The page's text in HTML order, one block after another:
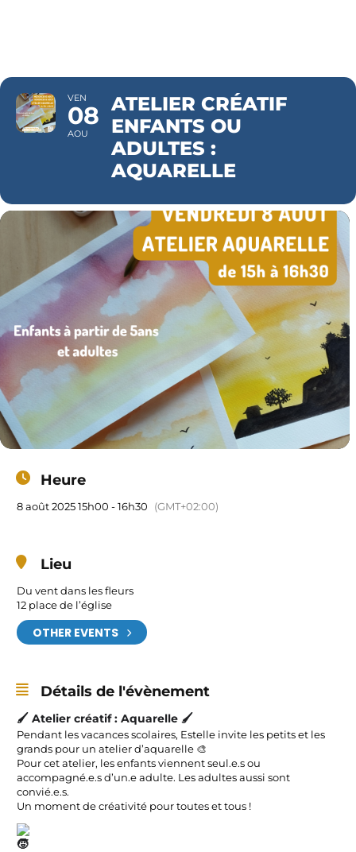
VEN
08
AOU
ATELIER CRÉATIF
ENFANTS OU
ADULTES :
AQUARELLE
Heure
8 août 2025 15h00 - 16h30 (GMT+02:00)
Lieu
Du vent dans les fleurs
12 place de l’église
OTHER EVENTS
Détails de l'évènement
🖌️ Atelier créatif : Aquarelle 🖌️
Pendant les vacances scolaires, Estelle invite les petits et les
grands pour un atelier d’aquarelle 🎨
Pour cet atelier, les enfants viennent seul.e.s ou
accompagné.e.s d’un.e adulte. Les adultes aussi sont
convié.e.s.
Un moment de créativité pour toutes et tous !